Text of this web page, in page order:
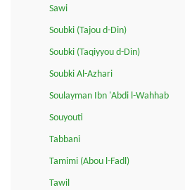
Sawi
Soubki (Tajou d-Din)
Soubki (Taqiyyou d-Din)
Soubki Al-Azhari
Soulayman Ibn 'Abdi l-Wahhab
Souyouti
Tabbani
Tamimi (Abou l-Fadl)
Tawil